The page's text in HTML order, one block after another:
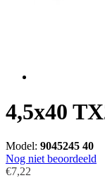
4,5x40
Model: 9045245 40
Nog niet beoordeeld
€7,22